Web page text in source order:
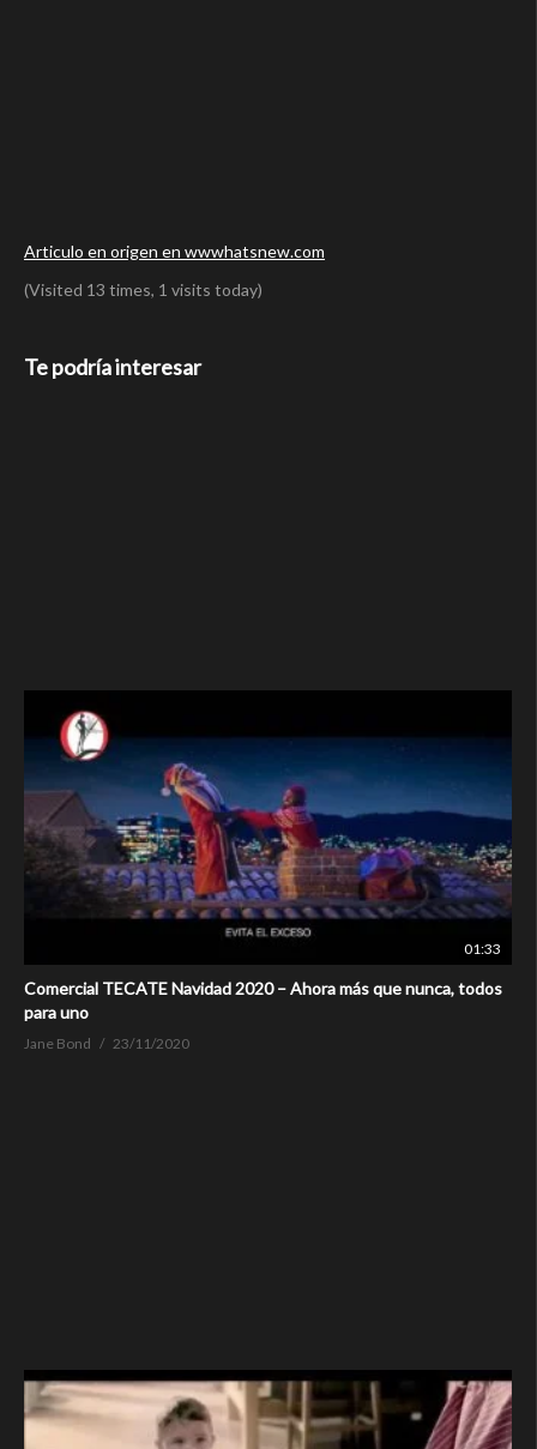
Articulo en origen en wwwhatsnew.com
(Visited 13 times, 1 visits today)
Te podría interesar
01:33
Comercial TECATE Navidad 2020 – Ahora más que nunca, todos
para uno
Jane Bond 23/11/2020